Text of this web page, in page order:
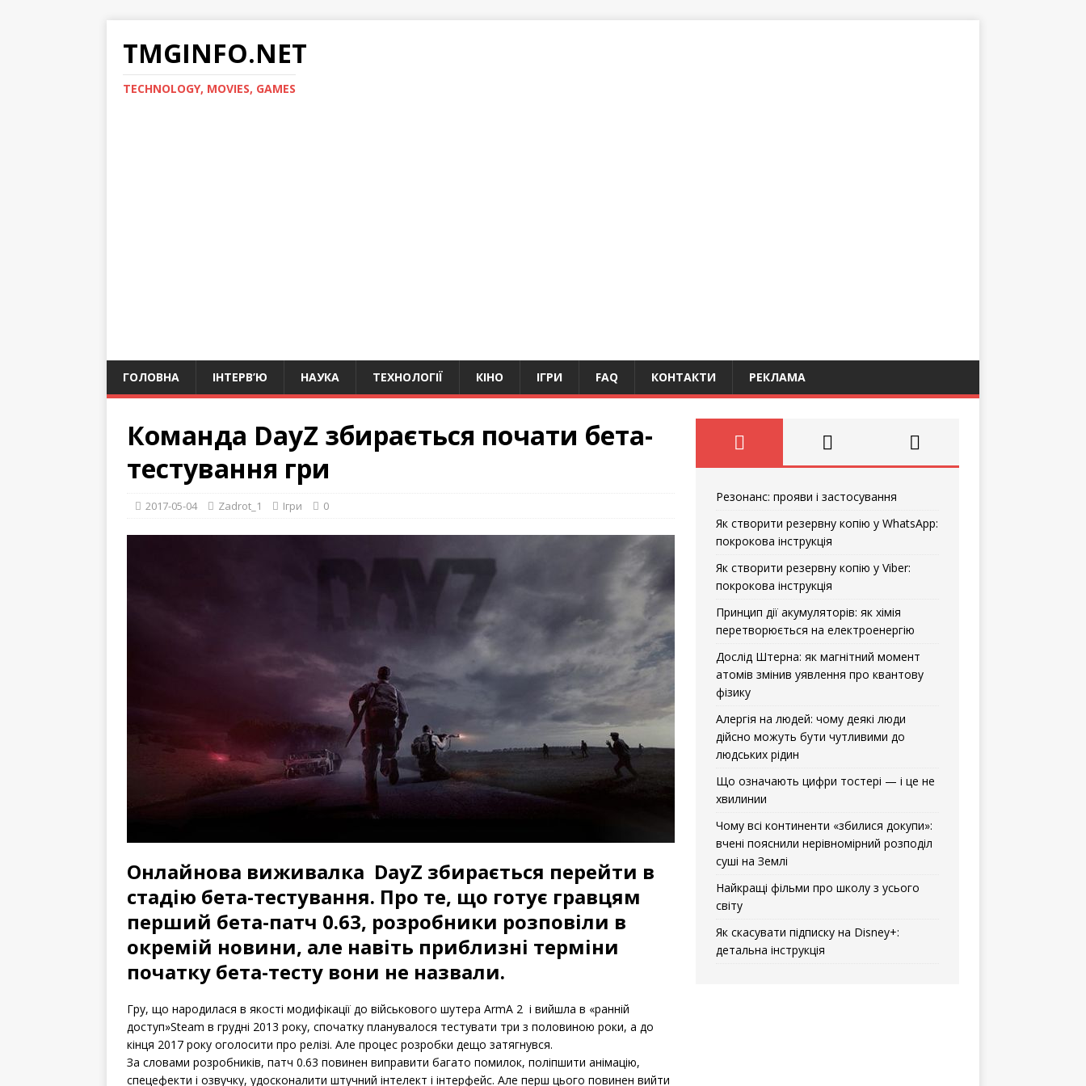
TMGINFO.NET
ТECHNOLOGY, MOVIES, GAMES
ГОЛОВНА ІНТЕРВ’Ю НАУКА ТЕХНОЛОГІЇ КІНО ІГРИ FAQ КОНТАКТИ РЕКЛАМА
Команда DayZ збирається почати бета-
тестування гри
2017-05-04 Zadrot_1 Ігри 0
Онлайнова виживалка DayZ збирається перейти в
стадію бета-тестування. Про те, що готує гравцям
перший бета-патч 0.63, розробники розповіли в
окремій новини, але навіть приблизні терміни
початку бета-тесту вони не назвали.
Гру, що народилася в якості модифікації до військового шутера ArmA 2 і вийшла в «ранній
доступ»Steam в грудні 2013 року, спочатку планувалося тестувати три з половиною роки, а до
кінця 2017 року оголосити про релізі. Але процес розробки дещо затягнувся.
За словами розробників, патч 0.63 повинен виправити багато помилок, поліпшити анімацію,
спецефекти і озвучку, удосконалити штучний інтелект і інтерфейс. Але перш цього повинен вийти
Резонанс: прояви і застосування
Як створити резервну копію у WhatsApp:
покрокова інструкція
Як створити резервну копію у Viber:
покрокова інструкція
Принцип дії акумуляторів: як хімія
перетворюється на електроенергію
Дослід Штерна: як магнітний момент
атомів змінив уявлення про квантову
фізику
Алергія на людей: чому деякі люди
дійсно можуть бути чутливими до
людських рідин
Що означають цифри тостері — і це не
хвилинии
Чому всі континенти «збилися докупи»:
вчені пояснили нерівномірний розподіл
суші на Землі
Найкращі фільми про школу з усього
світу
Як скасувати підписку на Disney+:
детальна інструкція